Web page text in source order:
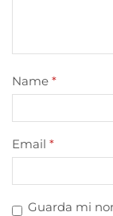
Name *
Email *
Guarda mi